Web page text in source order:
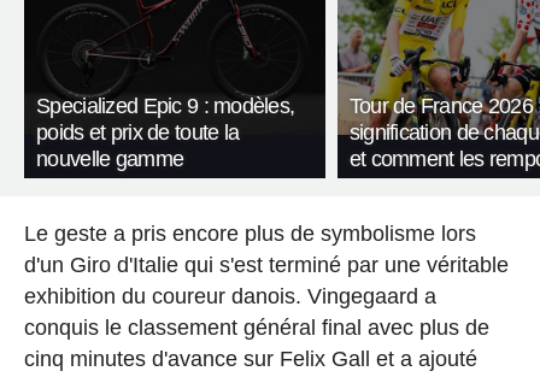
Specialized Epic 9 : modèles,
poids et prix de toute la
nouvelle gamme
Tour de France 2026
signification de
et comment les
Le geste a pris encore plus de symbolisme lors
d'un Giro d'Italie qui s'est terminé par une véritable
exhibition du coureur danois. Vingegaard a
conquis le classement général final avec plus de
cinq minutes d'avance sur Felix Gall et a ajouté